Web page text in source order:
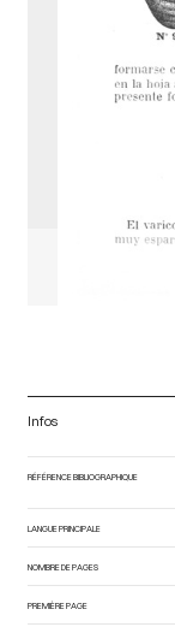
Infos
RÉFÉRENCE BIBLIOGRAPHIQUE
LANGUE PRINCIPALE
NOMBRE DE PAGES
PREMIÈRE PAGE